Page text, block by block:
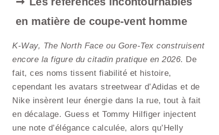
en matière de coupe-vent homme
K-Way, The North Face ou Gore-Tex construisent
encore la figure du citadin pratique en 2026. De
fait, ces noms tissent fiabilité et histoire,
cependant les avatars streetwear d’Adidas et de
Nike insèrent leur énergie dans la rue, tout à fait
en décalage. Guess et Tommy Hilfiger injectent
une note d’élégance calculée, alors qu’Helly